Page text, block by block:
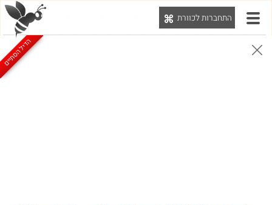
התחברות לכוורת
הבהרה: בי.דילז הינה פלטפורמה חברתית פתוחה והתכנים המתפרסמים בה הינם מטעם הגולשים.הדיל הסתיים